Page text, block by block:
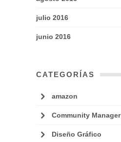
julio 2016
junio 2016
CATEGORÍAS
amazon
Community Manager
Diseño Gráfico